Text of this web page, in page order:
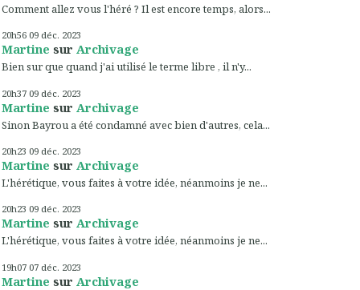
Comment allez vous l'héré ? Il est encore temps, alors...
20h56 09 déc. 2023
Martine sur Archivage
Bien sur que quand j'ai utilisé le terme libre , il n'y...
20h37 09 déc. 2023
Martine sur Archivage
Sinon Bayrou a été condamné avec bien d'autres, cela...
20h23 09 déc. 2023
Martine sur Archivage
L'hérétique, vous faites à votre idée, néanmoins je ne...
20h23 09 déc. 2023
Martine sur Archivage
L'hérétique, vous faites à votre idée, néanmoins je ne...
19h07 07 déc. 2023
Martine sur Archivage